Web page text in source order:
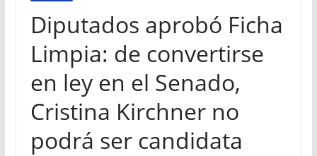
Diputados aprobó Ficha
Limpia: de convertirse
en ley en el Senado,
Cristina Kirchner no
podrá ser candidata